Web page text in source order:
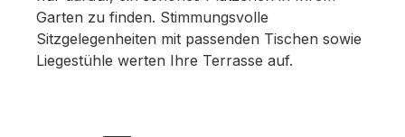
Garten zu finden. Stimmungsvolle
Sitzgelegenheiten mit passenden Tischen sowie
Liegestühle werten Ihre Terrasse auf.